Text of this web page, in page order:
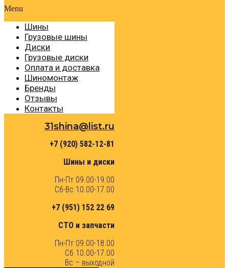
Menu
Шины
Грузовые шины
Диски
Грузовые диски
Оплата и доставка
Шиномонтаж
Бренды
Отзывы
Контакты
31shina@list.ru
+7 (920) 582-12-81
Шины и диски
Пн-Пт 09.00-19.00
Сб-Вс 10.00-17.00
+7 (951) 152 22 69
СТО и запчасти
Пн-Пт 09.00-18.00
Сб 10.00-17.00
Вс – выходной